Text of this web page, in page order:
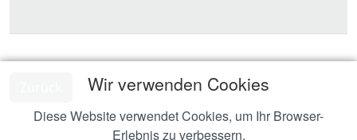
Wir verwenden Cookies
Diese Website verwendet Cookies, um Ihr Browser-
Erlebnis zu verbessern.